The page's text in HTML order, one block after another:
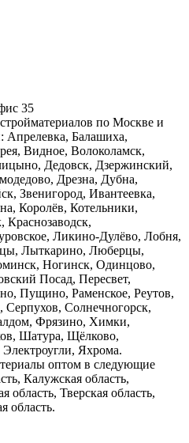
35
по Москве и
Апрелевка, Балашиха,
Видное, Волоколамск,
Дедовск, Дзержинский,
Дрезна, Дубна,
Звенигород, Ивантеевка,
Королёв, Котельники,
Краснозаводск,
Ликино-Дулёво, Лобня,
Лыткарино, Люберцы,
Ногинск, Одинцово,
Посад, Пересвет,
Пущино, Раменское, Реутов,
Серпухов, Солнечногорск,
Фрязино, Химки,
Шатура, Щёлково,
Электроугли, Яхрома.
оптом в следующие
Калужская область,
область, Тверская область,
область.